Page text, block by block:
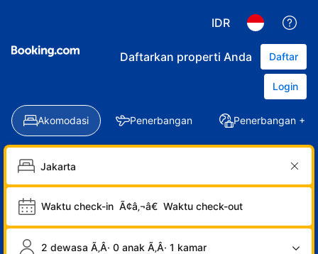
IDR
Daftarkan properti Anda Daftar
Login
Akomodasi Penerbangan Penerbangan +
Waktu check-in Ã¢â‚¬â€ Waktu check-out
2 dewasa Ã‚Â· 0 anak Ã‚Â· 1 kamar